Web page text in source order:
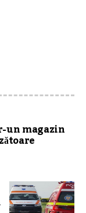
un magazin